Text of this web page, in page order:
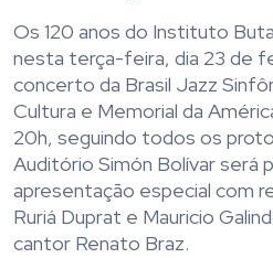
Os 120 anos do Instituto
nesta terça-feira, dia 23 de
concerto da Brasil Jazz
Cultura e Memorial da
20h, seguindo todos os
Auditório Simón Bolívar será
apresentação especial com
Ruriá Duprat e Mauricio
cantor Renato Braz.